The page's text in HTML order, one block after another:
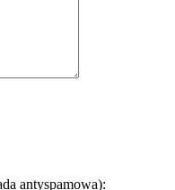
antyspamowa):